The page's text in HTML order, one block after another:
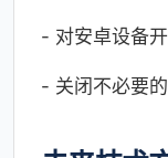
- 对安卓设备
- 关闭不必要的